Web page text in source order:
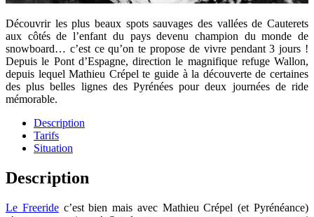
Découvrir les plus beaux spots sauvages des vallées de Cauterets
aux côtés de l’enfant du pays devenu champion du monde de
snowboard… c’est ce qu’on te propose de vivre pendant 3 jours !
Depuis le Pont d’Espagne, direction le magnifique refuge Wallon,
depuis lequel Mathieu Crépel te guide à la découverte de certaines
des plus belles lignes des Pyrénées pour deux journées de ride
mémorable.
Description
Tarifs
Situation
Description
Le Freeridec’est bien mais avec Mathieu Crépel (et Pyrénéance)